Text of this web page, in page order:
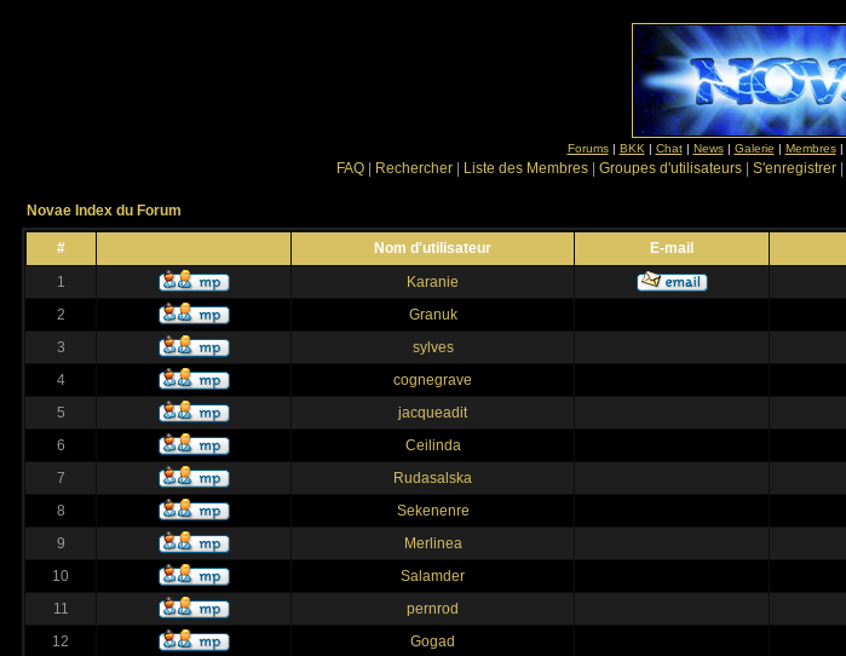
Forums| BKK | Chat| News| Galerie | Membres|
FAQ Rechercher Liste des Membres Groupes d'utilisateurs S'enregistrer
Novae Index du Forum
# Nom d'utilisateur E-mail
1
Karanie
2
Granuk
3
sylves
4
cognegrave
5
jacqueadit
6
Ceilinda
7
Rudasalska
8
Sekenenre
9
Merlinea
10
Salamder
11
pernrod
12
Gogad